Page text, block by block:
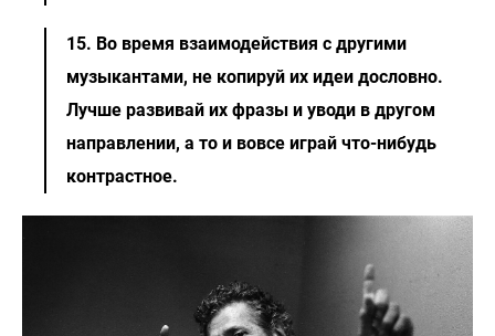
15. Во время взаимодействия с другими
музыкантами, не копируй их идеи дословно.
Лучше развивай их фразы и уводи в другом
направлении, а то и вовсе играй что-нибудь
контрастное.